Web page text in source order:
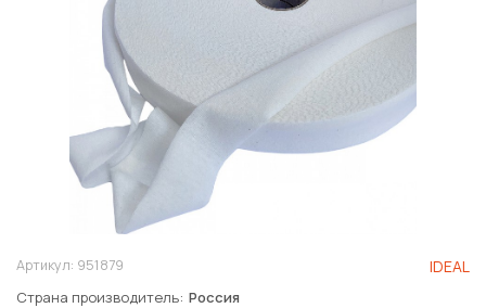
IDEAL
Артикул: 951879
Страна производитель Россия